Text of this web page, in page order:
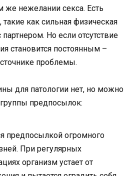
же нежелании секса. Есть
как сильная физическая
партнером. Но если отсутствие
становится постоянным –
проблемы.
для патологии нет, но можно
предпосылок:
предпосылкой огромного
При регулярных
организм устает от